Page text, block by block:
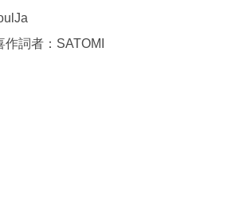
詞者：SATOMI